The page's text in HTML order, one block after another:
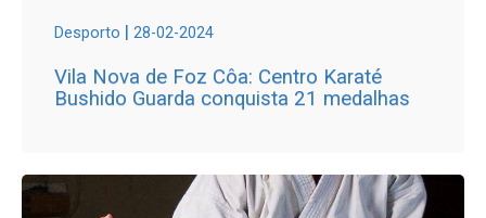
Desporto | 28-02-2024
Vila Nova de Foz Côa: Centro Karaté
Bushido Guarda conquista 21 medalhas